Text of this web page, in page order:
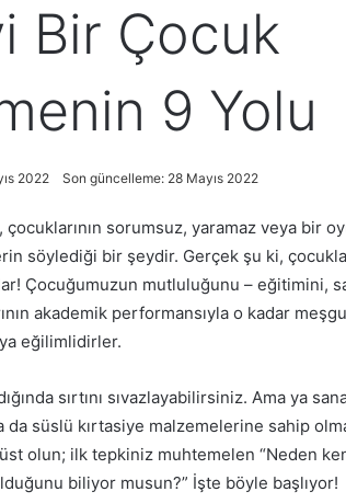
Bir Çocuk
9 Yolu
2022 Son güncelleme: 28 Mayıs 2022
sorumsuz, yaramaz veya bir
söylediği bir şeydir. Gerçek şu ki,
Çocuğumuzun mutluluğunu – eğitimini,
akademik performansıyla o kadar
eğilimlidirler.
sırtını sıvazlayabilirsiniz. Ama ya
da süslü kırtasiye malzemelerine sahip
olun; ilk tepkiniz muhtemelen “Neden
biliyor musun?” İşte böyle başlıyor!